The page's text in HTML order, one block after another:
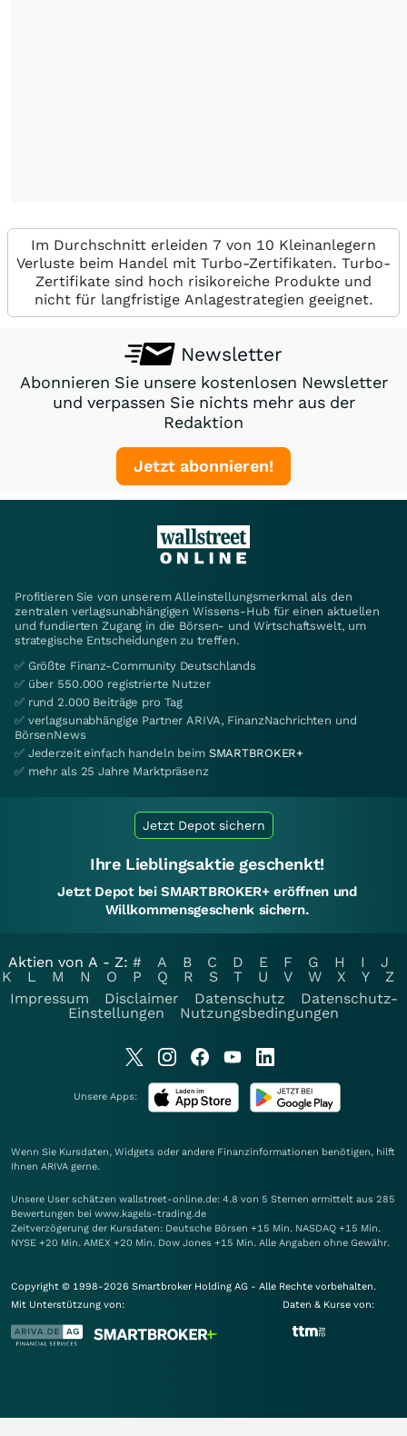
Im Durchschnitt erleiden 7 von 10 Kleinanlegern
Verluste beim Handel mit Turbo-Zertifikaten. Turbo-
Zertifikate sind hoch risikoreiche Produkte und
nicht für langfristige Anlagestrategien geeignet.
Newsletter
Abonnieren Sie unsere kostenlosen Newsletter
und verpassen Sie nichts mehr aus der
Redaktion
Jetzt abonnieren!
Profitieren Sie von unserem Alleinstellungsmerkmal als den
zentralen verlagsunabhängigen Wissens-Hub für einen aktuellen
und fundierten Zugang in die Börsen- und Wirtschaftswelt, um
strategische Entscheidungen zu treffen.
✅ Größte Finanz-Community Deutschlands
✅ über 550.000 registrierte Nutzer
✅ rund 2.000 Beiträge pro Tag
✅ verlagsunabhängige Partner ARIVA, FinanzNachrichten und
BörsenNews
✅ Jederzeit einfach handeln beim SMARTBROKER+
✅ mehr als 25 Jahre Marktpräsenz
Jetzt Depot sichern
Ihre Lieblingsaktie geschenkt!
Jetzt Depot bei SMARTBROKER+ eröffnen und
Willkommensgeschenk sichern.
Aktien von A - Z: # A B C D E F G H I
J
K
L M N O P Q R S T U V W X Y
Z
Impressum
Disclaimer Datenschutz
Datenschutz-
Einstellungen
Nutzungsbedingungen
Unsere Apps:
Wenn Sie Kursdaten, Widgets oder andere Finanzinformationen benötigen, hilft
Ihnen ARIVA gerne.
Unsere User schätzen wallstreet-online.de: 4.8 von 5 Sternen ermittelt aus 285
Bewertungen bei www.kagels-trading.de
Zeitverzögerung der Kursdaten: Deutsche Börsen +15 Min. NASDAQ +15 Min.
NYSE +20 Min. AMEX +20 Min. Dow Jones +15 Min. Alle Angaben ohne Gewähr.
Copyright © 1998-2026 Smartbroker Holding AG - Alle Rechte vorbehalten.
Mit Unterstützung von:
Daten & Kurse von: